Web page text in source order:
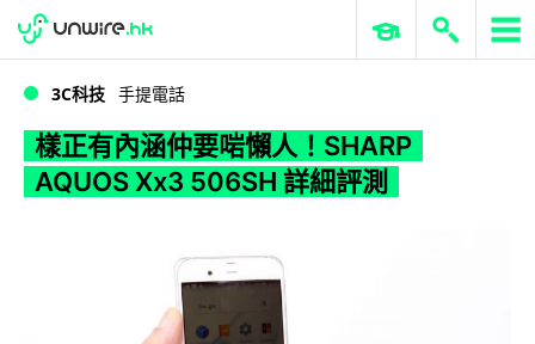
WWDC 2026 ERP 與商業 AI
3C科技 手提電話
樣正有內涵仲要啱懶人！SHARP
AQUOS Xx3 506SH 詳細評測